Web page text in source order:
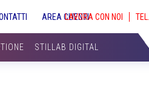
AREA CLIENTILAVORA CON NOI
STILLAB DIGITAL